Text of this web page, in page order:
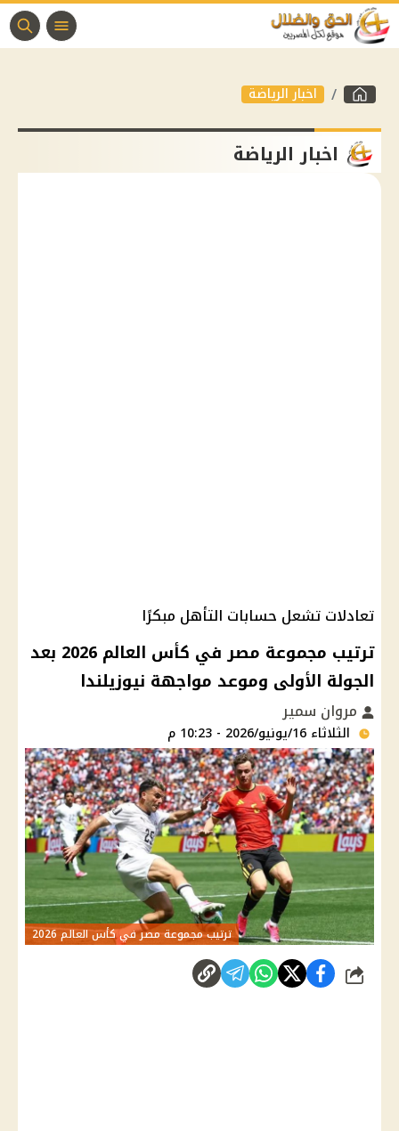
اخبار الرياضة
اخبار الرياضة
تعادلات تشعل حسابات التأهل مبكرًا
ترتيب مجموعة مصر في كأس العالم 2026 بعد
الجولة الأولى وموعد مواجهة نيوزيلندا
مروان سمير
الثلاثاء 16/يونيو/2026 - 10:23 م
ترتيب مجموعة مصر في كأس العالم 2026
شارك